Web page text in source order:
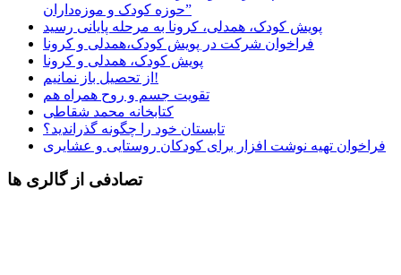
حوزه کودک و موزه‌داران”
پویش کودک، همدلی، کرونا به مرحله پایانی رسید
فراخوان شرکت در پویش کودک،همدلی و کرونا
پویش کودک، همدلی و کرونا
از تحصیل باز نمانیم!
تقویت جسم و روح همراه هم
کتابخانه محمد شقاطی
تابستان خود را چگونه گذراندید؟
فراخوان تهیه نوشت افزار برای کودکان روستایی و عشایری
تصادفی از گالری ها